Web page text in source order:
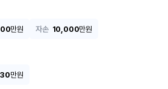
만원 자손 10,000만원
30만원